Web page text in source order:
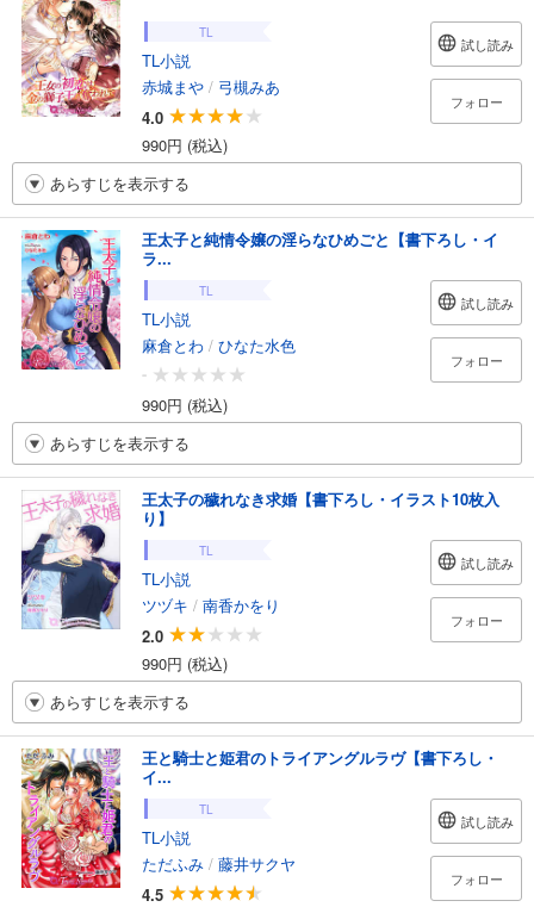
TL
TL小説
赤城まや / 弓槻みあ
4.0
990円 (税込)
試し読み
フォロー
あらすじを表示する
王太子と純情令嬢の淫らなひめごと【書下ろし・イ
ラ...
TL
TL小説
麻倉とわ / ひなた水色
-
990円 (税込)
試し読み
フォロー
あらすじを表示する
王太子の穢れなき求婚【書下ろし・イラスト10枚入
り】
TL
TL小説
ツヅキ / 南香かをり
2.0
990円 (税込)
試し読み
フォロー
あらすじを表示する
王と騎士と姫君のトライアングルラヴ【書下ろし・
イ...
TL
TL小説
ただふみ / 藤井サクヤ
4.5
試し読み
フォロー